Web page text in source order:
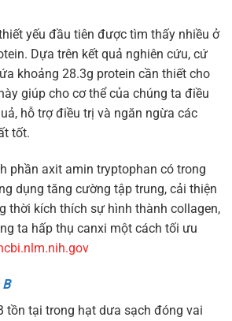
yếu đầu tiên được tìm thấy nhiều ở
Dựa trên kết quả nghiên cứu, cứ
khoảng 28.3g protein cần thiết cho
giúp cho cơ thể của chúng ta điều
hỗ trợ điều trị và ngăn ngừa các
tốt.
phần axit amin tryptophan có trong
dụng tăng cường tập trung, cải thiện
thời kích thích sự hình thành collagen,
ta hấp thụ canxi một cách tối ưu
tồn tại trong hạt dưa sạch đóng vai